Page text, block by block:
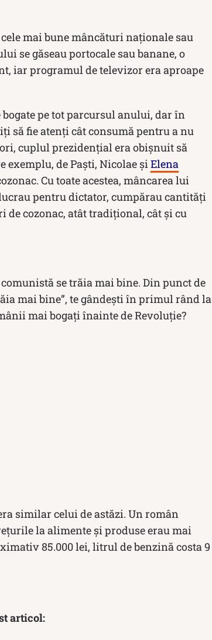
mai bune mâncături naționale sau
se găseau portocale sau banane, o
iar programul de televizor era aproape
pe tot parcursul anului, dar în
să fie atenți cât consumă pentru a nu
cuplul prezidențial era obișnuit să
exemplu, de Paști, Nicolae șiElena
Cu toate acestea, mâncarea lui
pentru dictator, cumpărau cantități
de cozonac, atât tradițional, cât și cu
se trăia mai bine. Din punct de
mai bine”, te gândești în primul rând la
mai bogați înainte de Revoluție?
similar celui de astăzi. Un român
la alimente și produse erau mai
85.000 lei, litrul de benzină costa 9
articol: